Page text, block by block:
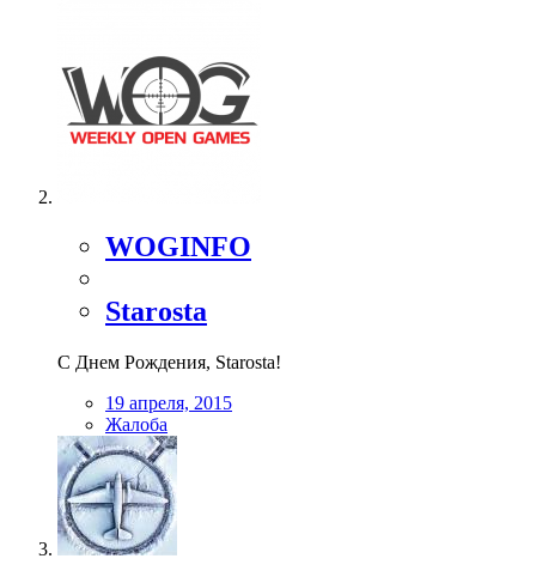
WOGINFO
Starosta
С Днем Рождения, Starosta!
19 апреля, 2015
Жалоба